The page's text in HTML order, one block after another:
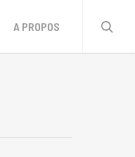
A PROPOS